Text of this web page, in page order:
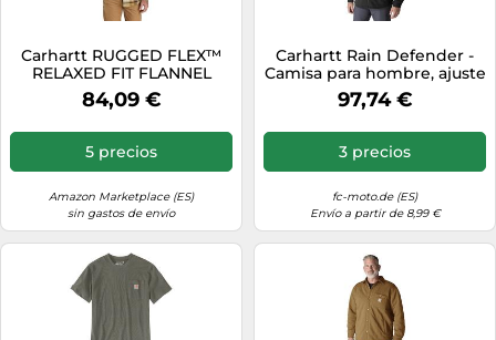
Carhartt RUGGED FLEX™
RELAXED FIT FLANNEL
FLEECE LINED HOODED
SHIRT JAC, Chaqueta polar
84,09 €
5 precios
Amazon Marketplace (ES)
sin gastos de envío
Carhartt Rain Defender -
Camisa para hombre, ajuste
holgado, acolchada, con
cierre frontal, Negro -,
97,74 €
3 precios
fc-moto.de (ES)
Envío a partir de 8,99 €